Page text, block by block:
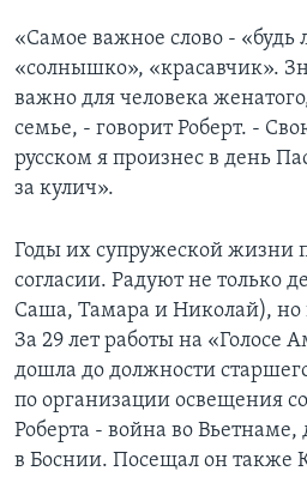
«Самое важное слово - «будь
«солнышко», «красавчик».
важно для человека
семье, - говорит Роберт. -
русском я произнес в день
за кулич».
Годы их супружеской жизни
согласии. Радуют не только
Саша, Тамара и Николай), но
За 29 лет работы на «Голосе
дошла до должности
по организации освещения
Роберта - война во
в Боснии. Посещал он также